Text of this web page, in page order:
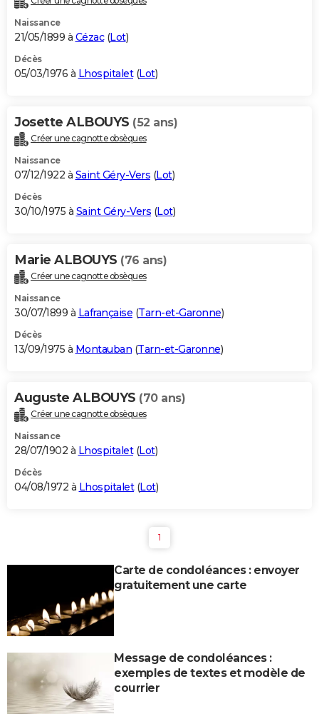
Naissance
21/05/1899 à Cézac(Lot)
Décès
05/03/1976 à Lhospitalet(Lot)
Josette ALBOUYS (52 ans)
Créer une cagnotte obsèques
Naissance
07/12/1922 à Saint Géry-Vers (Lot)
Décès
30/10/1975 à Saint Géry-Vers (Lot)
Marie ALBOUYS (76 ans)
Créer une cagnotte obsèques
Naissance
30/07/1899 à Lafrançaise (Tarn-et-Garonne)
Décès
13/09/1975 à Montauban (Tarn-et-Garonne)
Auguste ALBOUYS (70 ans)
Créer une cagnotte obsèques
Naissance
28/07/1902 à Lhospitalet(Lot)
Décès
04/08/1972 à Lhospitalet(Lot)
1
Carte de condoléances : envoyer
gratuitement une carte
Message de condoléances :
exemples de textes et modèle de
courrier